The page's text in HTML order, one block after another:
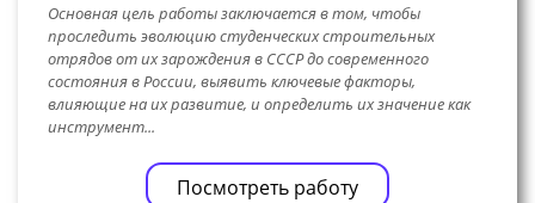
Основная цель работы заключается в том, чтобы
проследить эволюцию студенческих строительных
отрядов от их зарождения в СССР до современного
состояния в России, выявить ключевые факторы,
влияющие на их развитие, и определить их значение как
инструмент...
Посмотреть работу